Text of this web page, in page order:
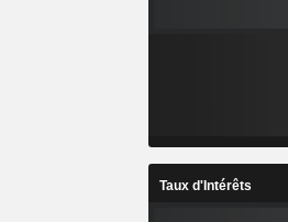
Taux d'Intérêts